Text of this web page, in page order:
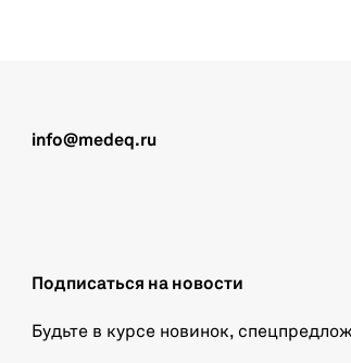
info@medeq.ru
Подписаться на новости
Будьте в курсе новинок,